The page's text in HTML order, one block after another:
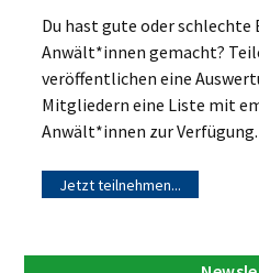
Du hast gute oder
Anwält*innen gemacht?
veröffentlichen eine
Mitgliedern eine Liste mit
Anwält*innen zur Verfügung.
Jetzt teilnehmen...